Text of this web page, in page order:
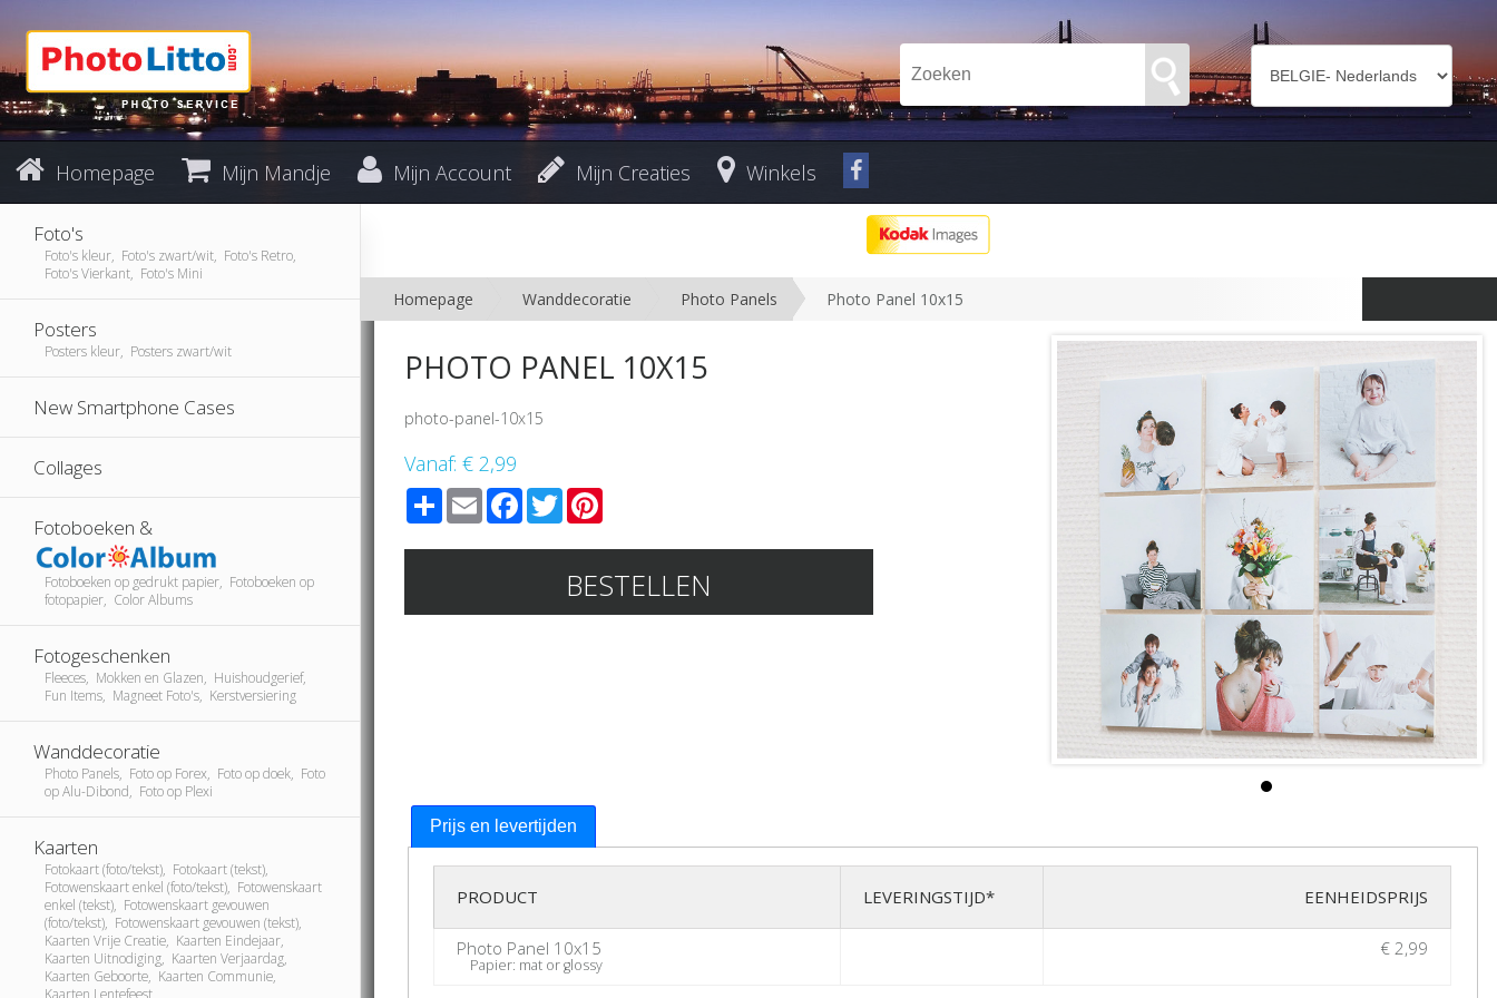
Homepage Mijn Mandje Mijn Account Mijn Creaties Winkels
Foto's
Foto's kleur, Foto's zwart/wit, Foto's Retro,
Foto's Vierkant, Foto's Mini
Posters
Posters kleur, Posters zwart/wit
New Smartphone Cases
Collages
Fotoboeken &
Fotoboeken op gedrukt papier, Fotoboeken op
fotopapier, Color Albums
Fotogeschenken
Fleeces, Mokken en Glazen, Huishoudgerief,
Fun Items, Magneet Foto's, Kerstversiering
Wanddecoratie
Photo Panels, Foto op Forex, Foto op doek, Foto
op Alu-Dibond, Foto op Plexi
Kaarten
Fotokaart (foto/tekst), Fotokaart (tekst),
Fotowenskaart enkel (foto/tekst), Fotowenskaart
enkel (tekst), Fotowenskaart gevouwen
(foto/tekst), Fotowenskaart gevouwen (tekst),
Kaarten Vrije Creatie, Kaarten Eindejaar,
Kaarten Uitnodiging, Kaarten Verjaardag,
Kaarten Geboorte, Kaarten Communie,
Kaarten Lentefeest
Homepage Wanddecoratie Photo Panels Photo Panel 10x15
PHOTO PANEL 10X15
photo-panel-10x15
Vanaf: € 2,99
ShareEmailFacebook
TwitterPinterest
BESTELLEN
Prijs en levertijden
PRODUCT LEVERINGSTIJD* EENHEIDSPRIJS
Photo Panel 10x15
Papier: mat or glossy
€ 2,99